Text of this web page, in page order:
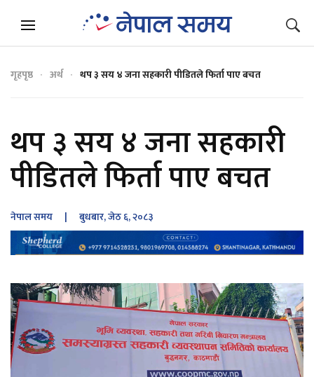
गृहपृष्ठ अर्थ थप ३ सय ४ जना सहकारी पीडितले फिर्ता पाए बचत
थप ३ सय ४ जना सहकारी
पीडितले फिर्ता पाए बचत
नेपाल समय | बुधबार, जेठ ६, २०८३